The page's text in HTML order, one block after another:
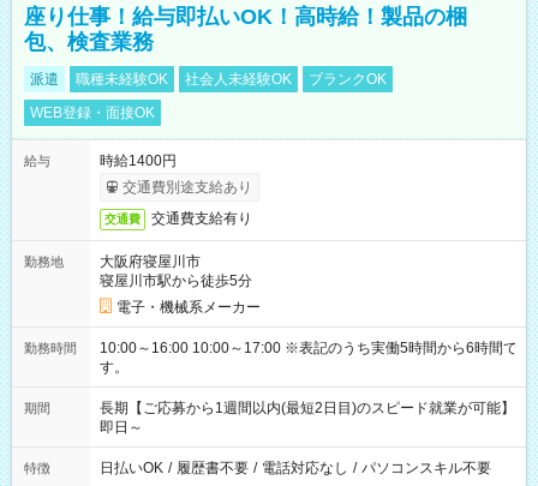
座り仕事！給与即払いOK！高時給！製品の梱
包、検査業務
派遣 職種未経験OK 社会人未経験OK
ブランクOK
WEB登録・面接OK
給与
時給1400円
交通費別途支給あり
交通費 交通費支給有り
勤務地
大阪府寝屋川市
寝屋川市駅から徒歩5分
電子・機械系メーカー
勤務時間
10:00～16:00 10:00～17:00 ※表記のうち実働5時間から6時間で
す。
期間
長期【ご応募から1週間以内(最短2日目)のスピード就業が可能】
即日～
特徴 日払いOK / 履歴書不要 / 電話対応なし / パソコンスキル不要